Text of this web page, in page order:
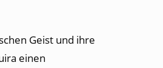
Geist und ihre
einen